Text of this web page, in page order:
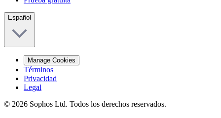
Español
Manage Cookies
Términos
Privacidad
Legal
© 2026 Sophos Ltd. Todos los derechos reservados.